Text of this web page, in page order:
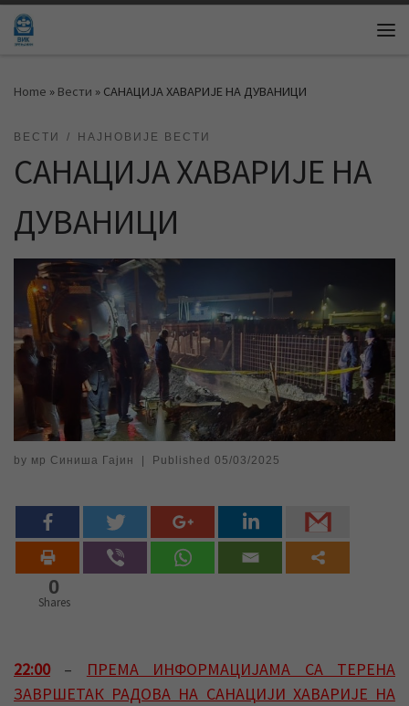
Skip to content
Home » Вести » САНАЦИЈА ХАВАРИЈЕ НА ДУВАНИЦИ
ВЕСТИ НАЈНОВИЈЕ ВЕСТИ
САНАЦИЈА ХАВАРИЈЕ НА
ДУВАНИЦИ
by мр Синиша Гајин Published 05/03/2025
0
Shares
22:00– ПРЕМА ИНФОРМАЦИЈАМА СА ТЕРЕНА
ЗАВРШЕТАК РАДОВА НА САНАЦИЈИ ХАВАРИЈЕ НА